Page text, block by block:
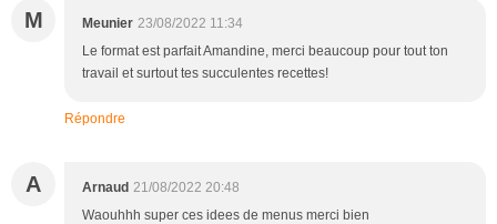
M Meunier 23/08/2022 11:34
Le format est parfait Amandine, merci beaucoup pour tout ton
travail et surtout tes succulentes recettes!
Répondre
A Arnaud 21/08/2022 20:48
Waouhhh super ces idees de menus merci bien